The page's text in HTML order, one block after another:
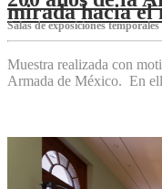
mirada hacia el
Salas de exposiciones
Muestra realizada con
Armada de México. En